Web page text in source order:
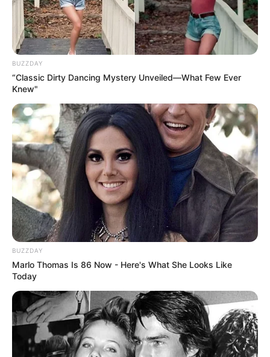
BUZZDAY
“Classic Dirty Dancing Mystery Unveiled—What Few Ever
Knew"
BUZZDAY
Marlo Thomas Is 86 Now - Here's What She Looks Like
Today